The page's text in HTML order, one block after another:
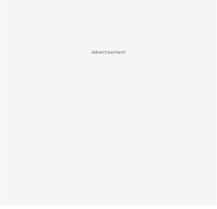
Advertisement